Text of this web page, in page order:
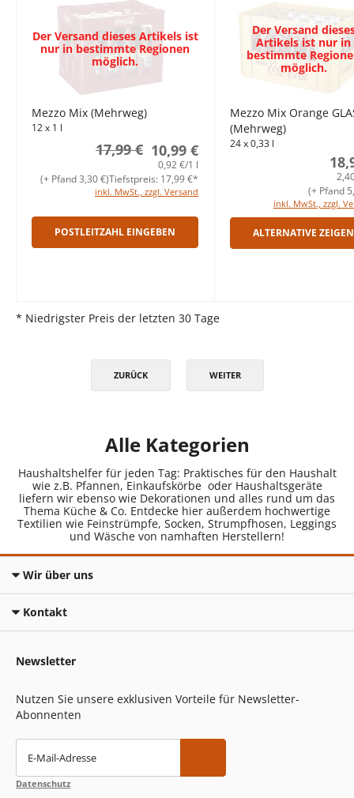
Der Versand dieses Artikels ist
nur in bestimmte Regionen
möglich.
Mezzo Mix (Mehrweg)
12 x 1 l
10,99 €
17,99 €
0,92 €/1 l
inkl. MwSt., zzgl. Versand
(+ Pfand 3,30 €)Tiefstpreis: 17,99 €*
POSTLEITZAHL EINGEBEN
Der Versand
Artikels ist nur in
bestimmte
möglich.
Mezzo Mix Orange
(Mehrweg)
24 x 0,33 l
inkl. MwSt., zzgl.
(+ Pfand
ALTERNATIVE ZEIGEN
* Niedrigster Preis der letzten 30 Tage
ZURÜCK WEITER
Alle Kategorien
Haushaltshelfer für jeden Tag: Praktisches für den Haushalt
wie z.B. Pfannen, Einkaufskörbe oder Haushaltsgeräte
liefern wir ebenso wie Dekorationen und alles rund um das
Thema Küche & Co. Entdecke hier außerdem hochwertige
Textilien wie Feinstrümpfe, Socken, Strumpfhosen, Leggings
und Wäsche von namhaften Herstellern!
Wir über uns
Kontakt
Newsletter
Nutzen Sie unsere exklusiven Vorteile für Newsletter-
Abonnenten
E-Mail-Adresse
Datenschutz